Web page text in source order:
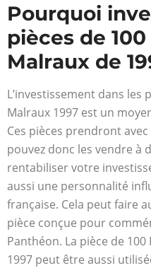
Pourquoi
pièces de
Malraux de
L’investissement dans les
Malraux 1997 est un
Ces pièces prendront
pouvez donc les vendre à
rentabiliser votre
aussi une personnalité
française. Cela peut faire
pièce conçue pour
Panthéon. La pièce de
1997 peut être aussi